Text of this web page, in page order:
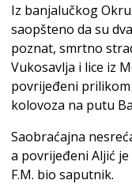
Iz banjalučkog
saopšteno da su
poznat, smrtno
Vukosavlja i lice iz
povrijeđeni prilikom
kolovoza na putu
Saobraćajna
a povrijeđeni Aljić
F.M. bio saputnik.